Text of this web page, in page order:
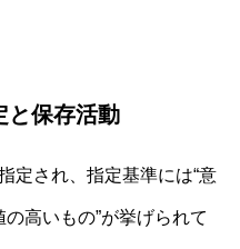
と保存活動
定され、指定基準には“意
の高いもの”が挙げられて